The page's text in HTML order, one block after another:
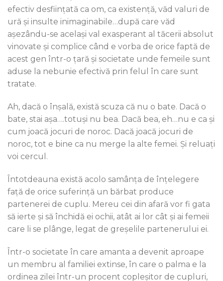
efectiv desființată ca om, ca existență, văd valuri de
ură și insulte inimaginabile…după care văd
așezându-se același val exasperant al tăcerii absolut
vinovate și complice când e vorba de orice faptă de
acest gen într-o țară și societate unde femeile sunt
aduse la nebunie efectivă prin felul în care sunt
tratate.
Ah, dacă o înșală, există scuza că nu o bate. Dacă o
bate, stai așa….totuși nu bea. Dacă bea, eh…nu e ca și
cum joacă jocuri de noroc. Dacă joacă jocuri de
noroc, tot e bine ca nu merge la alte femei. Și reluați
voi cercul.
Întotdeauna există acolo samânța de înțelegere
față de orice suferință un bărbat produce
partenerei de cuplu. Mereu cei din afară vor fi gata
să ierte și să închidă ei ochii, atât ai lor cât și ai femeii
care li se plânge, legat de greșelile partenerului ei.
Într-o societate în care amanta a devenit aproape
un membru al familiei extinse, în care o palma e la
ordinea zilei într-un procent copleșitor de cupluri,